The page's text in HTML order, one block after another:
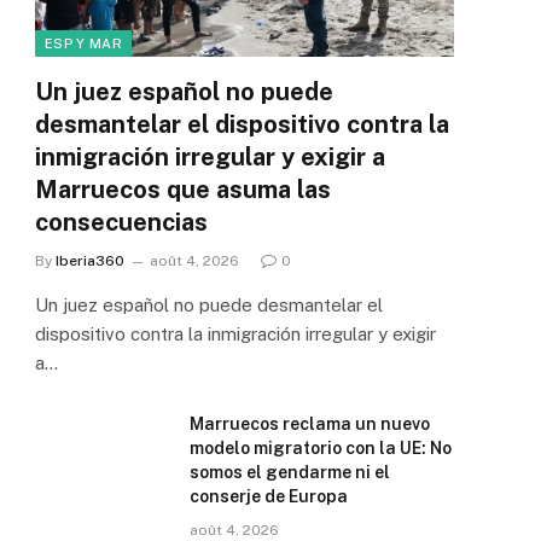
ESP Y MAR
Un juez español no puede
desmantelar el dispositivo contra la
inmigración irregular y exigir a
Marruecos que asuma las
consecuencias
By Iberia360 août 4, 2026 0
Un juez español no puede desmantelar el
dispositivo contra la inmigración irregular y exigir
a…
Marruecos reclama un nuevo
modelo migratorio con la UE: No
somos el gendarme ni el
conserje de Europa
août 4, 2026